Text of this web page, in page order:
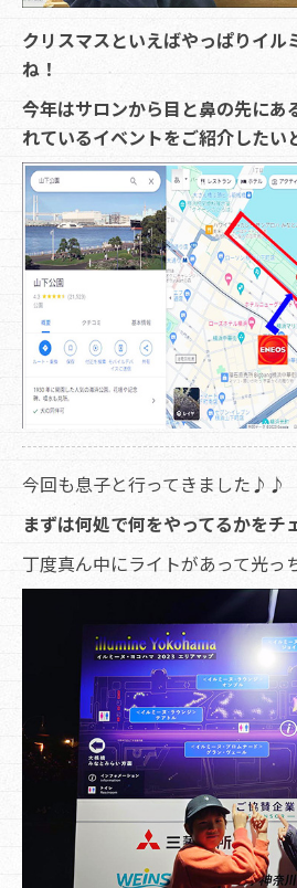
クリスマスといえばやっぱりイル
ね！
今年はサロンから目と鼻の先にあ
れているイベントをご紹介したい
今回も息子と行ってきました♪♪
まずは何処で何をやってるかをチ
丁度真ん中にライトがあって光っ